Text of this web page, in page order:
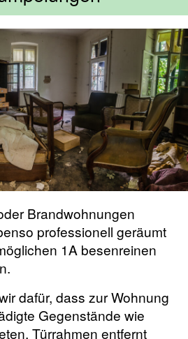
Brandwohnungen
professionell geräumt
1A besenreinen
dafür, dass zur Wohnung
Gegenstände wie
Türrahmen entfernt